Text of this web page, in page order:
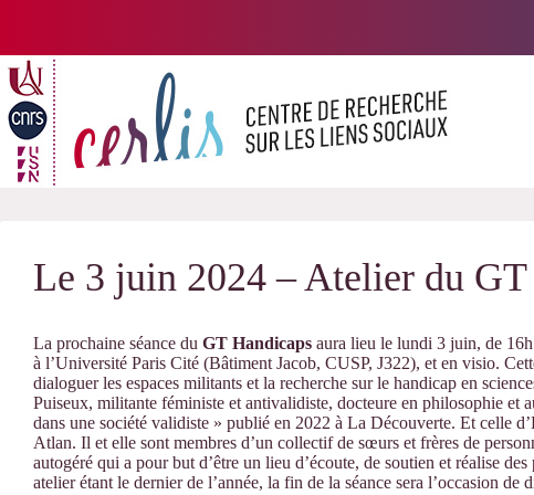
Le 3 juin 2024 – Atelier du GT
La prochaine séance du GT Handicaps aura lieu le lundi 3 juin, de
à l’Université Paris Cité (Bâtiment Jacob, CUSP, J322), et en visio.
dialoguer les espaces militants et la recherche sur le handicap en
Puiseux, militante féministe et antivalidiste, docteure en philosophie et
dans une société validiste » publié en 2022 à La Découverte. Et celle
Atlan. Il et elle sont membres d’un collectif de sœurs et frères de
autogéré qui a pour but d’être un lieu d’écoute, de soutien et réalise
atelier étant le dernier de l’année, la fin de la séance sera l’occasion de